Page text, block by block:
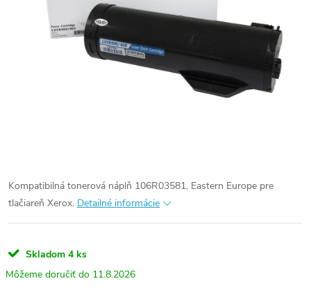
Kompatibilná tonerová náplň 106R03581, Eastern Europe pre
tlačiareň Xerox. Detailné informácie
Skladom 4 ks
11.8.2026